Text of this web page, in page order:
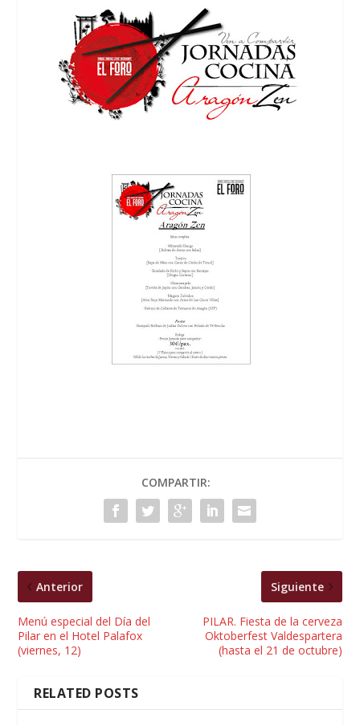
COMPARTIR:
Anterior
Menú especial del Día del
Pilar en el Hotel Palafox
(viernes, 12)
Siguiente
PILAR. Fiesta de la cerveza
Oktoberfest Valdespartera
(hasta el 21 de octubre)
RELATED POSTS